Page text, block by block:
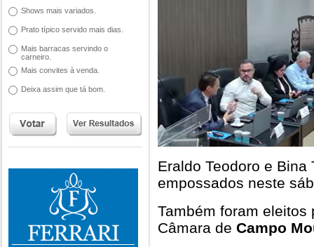
Shows mais variados.
Prato típico servido mais dias.
Mais barracas servindo o
carneiro.
Mais convites à venda.
Deixa assim que tá bom.
Eraldo Teodoro e
empossados neste
Também foram eleitos
Câmara de Campo